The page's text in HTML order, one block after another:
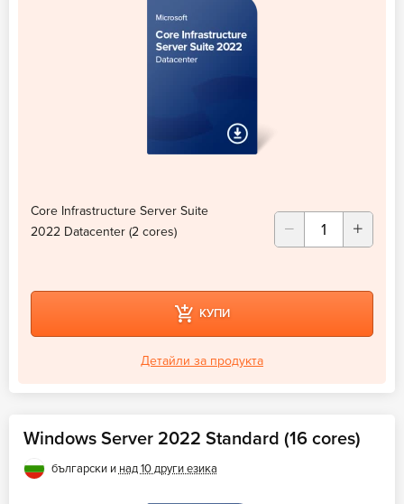
Core Infrastructure Server Suite
2022 Datacenter (2 cores)
КУПИ
Детайли за продукта
Windows Server 2022 Standard (16 cores)
български и над 10 други езика